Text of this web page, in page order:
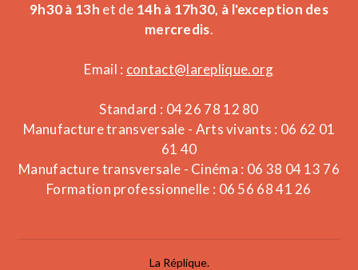
9h30 à 13h et de 14h à 17h30, à l'exception des
mercredis.
Email : contact@lareplique.org
Standard : 04 26 78 12 80
Manufacture transversale - Arts vivants : 06 62 01
61 40
Manufacture transversale - Cinéma : 06 38 04 13 76
Formation professionnelle : 06 56 68 41 26
La Réplique.